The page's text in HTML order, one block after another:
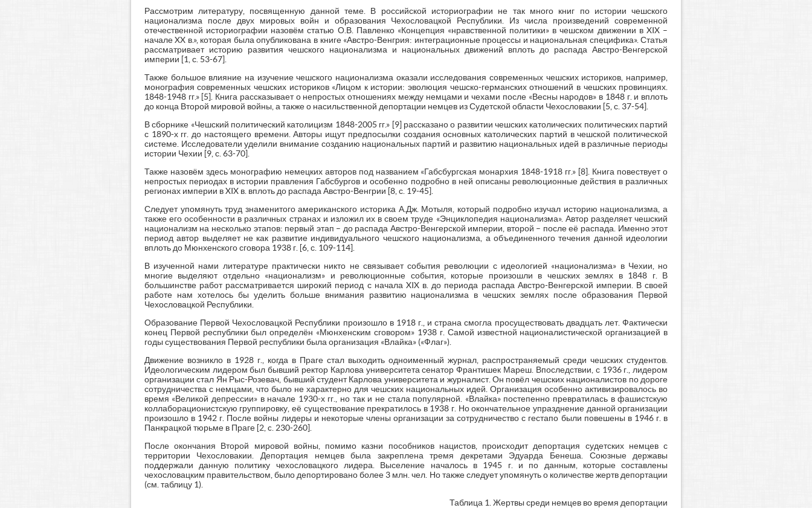
Рассмотрим литературу, посвященную данной теме. В российской историографии не так много книг по истории чешского
национализма после двух мировых войн и образования Чехословацкой Республики. Из числа произведений современной
отечественной историографии назовём статью О.В. Павленко «Концепция «нравственной политики» в чешском движении в XIX –
начале XX в.», которая была опубликована в книге «Австро-Венгрия: интеграционные процессы и национальная специфика». Статья
рассматривает историю развития чешского национализма и национальных движений вплоть до распада Австро-Венгерской
империи [1, с. 53-67].
Также большое влияние на изучение чешского национализма оказали исследования современных чешских историков, например,
монография современных чешских историков «Лицом к истории: эволюция чешско-германских отношений в чешских провинциях.
1848-1948 гг.» [5]. Книга рассказывает о непростых отношениях между немцами и чехами после «Весны народов» в 1848 г. и вплоть
до конца Второй мировой войны, а также о насильственной депортации немцев из Судетской области Чехословакии [5, с. 37-54].
В сборнике «Чешский политический католицизм 1848-2005 гг.» [9] рассказано о развитии чешских католических политических партий
с 1890-х гг. до настоящего времени. Авторы ищут предпосылки создания основных католических партий в чешской политической
системе. Исследователи уделили внимание созданию национальных партий и развитию национальных идей в различные периоды
истории Чехии [9, с. 63-70].
Также назовём здесь монографию немецких авторов под названием «Габсбургская монархия 1848-1918 гг.» [8]. Книга повествует о
непростых периодах в истории правления Габсбургов и особенно подробно в ней описаны революционные действия в различных
регионах империи в XIX в. вплоть до распада Австро-Венгрии [8, с. 19-45].
Следует упомянуть труд знаменитого американского историка А.Дж. Мотыля, который подробно изучал историю национализма, а
также его особенности в различных странах и изложил их в своем труде «Энциклопедия национализма». Автор разделяет чешский
национализм на несколько этапов: первый этап – до распада Австро-Венгерской империи, второй – после её распада. Именно этот
период автор выделяет не как развитие индивидуального чешского национализма, а объединенного течения данной идеологии
вплоть до Мюнхенского сговора 1938 г. [6, с. 109-114].
В изученной нами литературе практически никто не связывает события революции с идеологией «национализма» в Чехии, но
многие выделяют отдельно «национализм» и революционные события, которые произошли в чешских землях в 1848 г. В
большинстве работ рассматривается широкий период с начала XIX в. до периода распада Австро-Венгерской империи. В своей
работе нам хотелось бы уделить больше внимания развитию национализма в чешских землях после образования Первой
Чехословацкой Республики.
Образование Первой Чехословацкой Республики произошло в 1918 г., и страна смогла просуществовать двадцать лет. Фактически
конец Первой республики был определён «Мюнхенским сговором» 1938 г. Самой известной националистической организацией в
годы существования Первой республики была организация «Влайка» («Флаг»).
Движение возникло в 1928 г., когда в Праге стал выходить одноименный журнал, распространяемый среди чешских студентов.
Идеологическим лидером был бывший ректор Карлова университета сенатор Франтишек Мареш. Впоследствии, с 1936 г., лидером
организации стал Ян Рыс-Розевач, бывший студент Карлова университета и журналист. Он повёл чешских националистов по дороге
сотрудничества с немцами, что было не характерно для чешских национальных идей. Организация особенно активизировалось во
время «Великой депрессии» в начале 1930-х гг., но так и не стала популярной. «Влайка» постепенно превратилась в фашистскую
коллаборационистскую группировку, её существование прекратилось в 1938 г. Но окончательное упразднение данной организации
произошло в 1942 г. После войны лидеры и некоторые члены организации за сотрудничество с гестапо были повешены в 1946 г. в
Панкрацкой тюрьме в Праге [2, c. 230-260].
После окончания Второй мировой войны, помимо казни пособников нацистов, происходит депортация судетских немцев с
территории Чехословакии. Депортация немцев была закреплена тремя декретами Эдуарда Бенеша. Союзные державы
поддержали данную политику чехословацкого лидера. Выселение началось в 1945 г. и по данным, которые составлены
чехословацким правительством, было депортировано более 3 млн. чел. Но также следует упомянуть о количестве жертв депортации
(см. таблицу 1).
Таблица 1. Жертвы среди немцев во время депортации